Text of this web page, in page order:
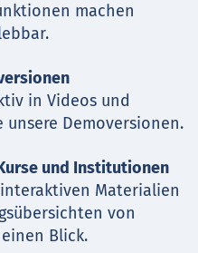
machen
in Videos und
Demoversionen.
und Institutionen
Materialien
von
Blick.